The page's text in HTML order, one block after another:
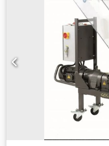
Crodozncrpjpfx Ahaef FAS
aspiración Este conjunto
ideal para profesionales
rendimiento, robusto y
en una obra. Opcional:
como complemento por
cuidadosamente mantenido,
relación calidad-precio en
nuevo. Se prioriza la venta